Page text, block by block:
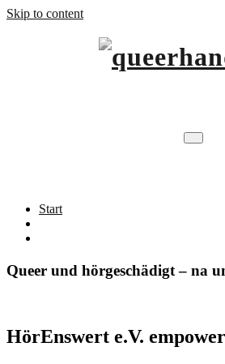
Skip to content
queerhandicap
Start
Queer und hörgeschädigt – na
HörEnswert e.V.